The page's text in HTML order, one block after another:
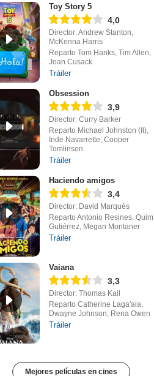
Toy Story 5
4,0
Director: Andrew Stanton,
McKenna Harris
Reparto Tom Hanks, Tim Allen,
Joan Cusack
Tráiler
Obsession
3,9
Director: Curry Barker
Reparto Michael Johnston (II),
Inde Navarrette, Cooper
Tomlinson
Tráiler
Haciendo amigos
3,4
Director: David Marqués
Reparto Antonio Resines, Quim
Gutiérrez, Megan Montaner
Tráiler
Vaiana
3,3
Director: Thomas Kail
Reparto Catherine Laga'aia,
Dwayne Johnson, Rena Owen
Tráiler
Mejores películas en cines